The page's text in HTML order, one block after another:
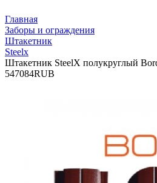
Главная
Заборы и ограждения
Штакетник
Steelx
Штакетник SteelX полукруглый
547084RUB